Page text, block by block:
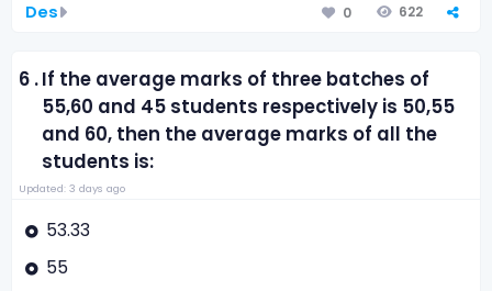
Des 0 622
6 .If the average marks of three batches of
55,60 and 45 students respectively is 50,55
and 60, then the average marks of all the
students is:
Updated: 3 days ago
53.33
55